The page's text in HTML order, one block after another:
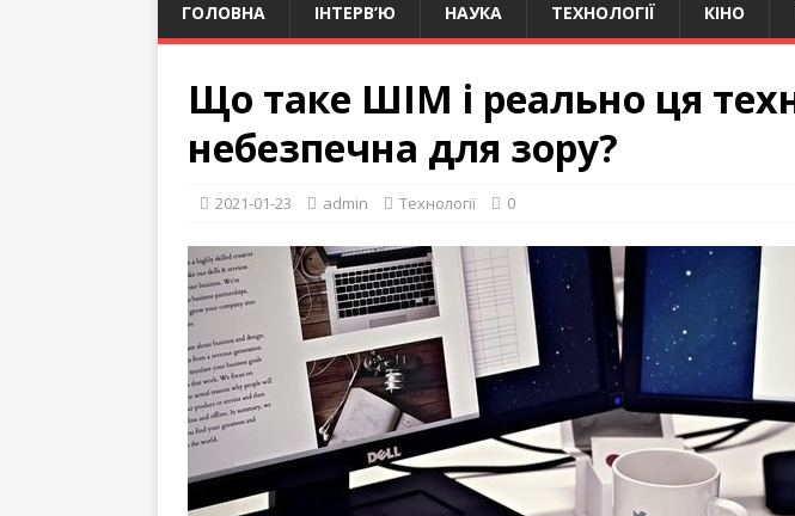
ГОЛОВНА ІНТЕРВ’Ю НАУКА ТЕХНОЛОГІЇ КІНО
Що таке ШІМ і реально ця
небезпечна для зору?
2021-01-23 admin Технології 0